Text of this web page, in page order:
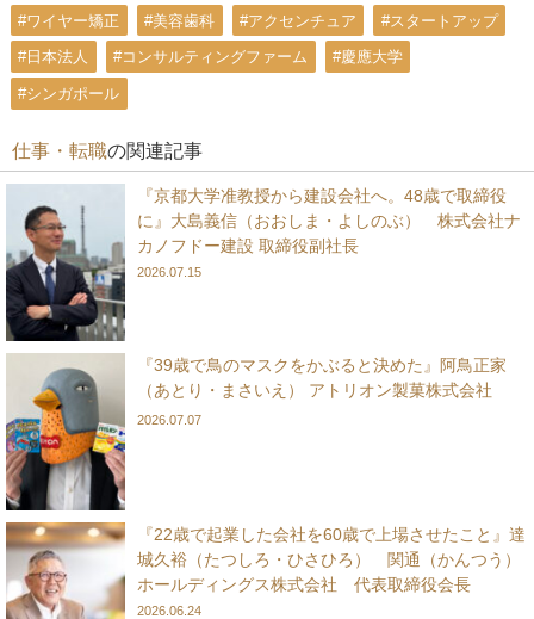
#ワイヤー矯正 #美容歯科 #アクセンチュア #スタートアップ
#日本法人 #コンサルティングファーム #慶應大学
#シンガポール
仕事・転職の関連記事
『京都大学准教授から建設会社へ。48歳で取締役
に』大島義信（おおしま・よしのぶ） 株式会社ナ
カノフドー建設 取締役副社長
2026.07.15
『39歳で鳥のマスクをかぶると決めた』阿鳥正家
（あとり・まさいえ） アトリオン製菓株式会社
2026.07.07
『22歳で起業した会社を60歳で上場させたこと』達
城久裕（たつしろ・ひさひろ） 関通（かんつう）
ホールディングス株式会社 代表取締役会長
2026.06.24